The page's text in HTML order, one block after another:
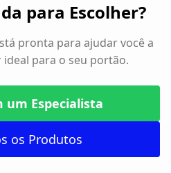
para Escolher?
pronta para ajudar você a
para o seu portão.
um Especialista
os Produtos